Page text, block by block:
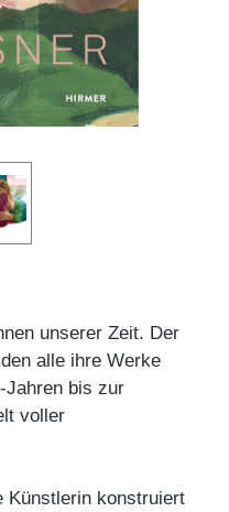
unserer Zeit. Der
alle ihre Werke
Jahren bis zur
voller
Künstlerin konstruiert